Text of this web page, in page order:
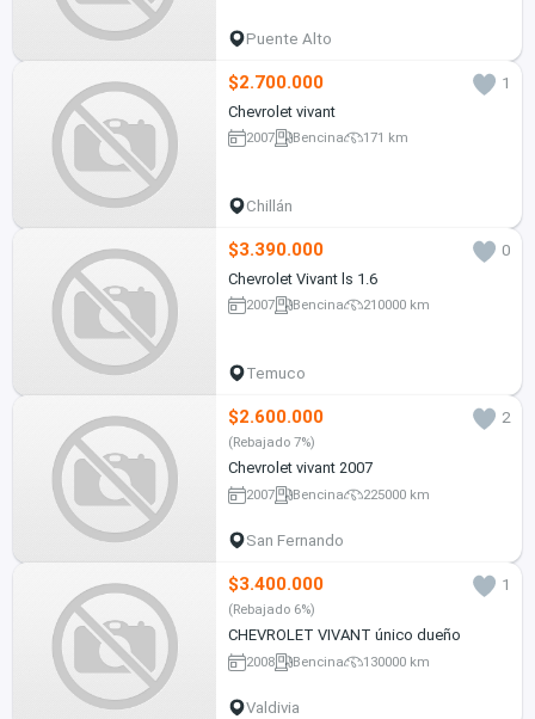
Puente Alto
$2.700.000
1
Chevrolet vivant
2007 Bencina 171 km
Chillán
$3.390.000
0
Chevrolet Vivant ls 1.6
2007 Bencina 210000 km
Temuco
$2.600.000 2
(Rebajado 7%)
Chevrolet vivant 2007
2007 Bencina 225000 km
San Fernando
$3.400.000 1
(Rebajado 6%)
CHEVROLET VIVANT único dueño
2008 Bencina 130000 km
Valdivia